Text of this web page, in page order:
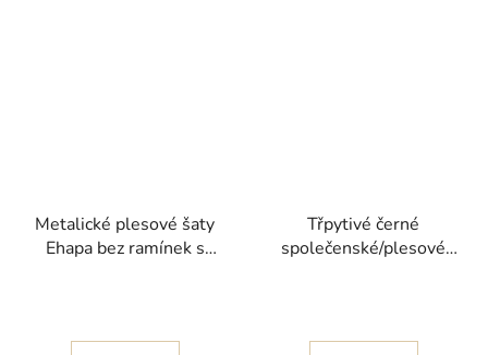
Metalické plesové šaty
Ehapa bez ramínek s
Třpytivé černé
společenské/plesové